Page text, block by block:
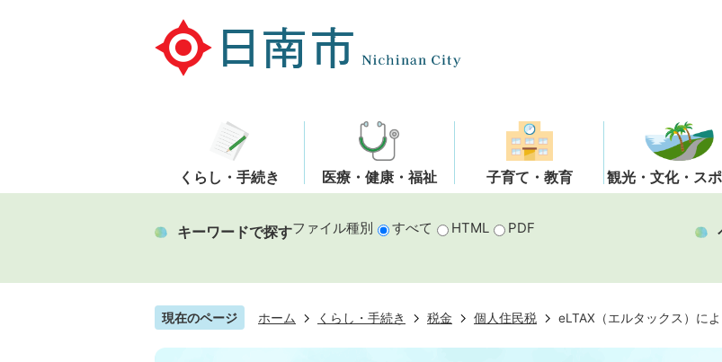
くらし・手続き 医療・健康・福祉 子育て・教育 観光・文化・ス
キーワードで探すファイル種別 すべて HTML PDF
現在のページ ホーム くらし・手続き 税金 個人住民税 eLTAX（エルタックス）に